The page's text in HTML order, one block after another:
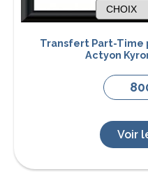
Transfert Part-Time
Actyon
Voir